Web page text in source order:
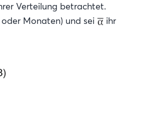
Verteilung betrachtet.
Monaten) und sei
ihr